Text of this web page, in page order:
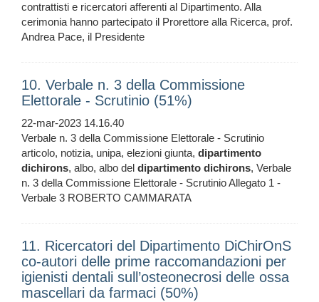
contrattisti e ricercatori afferenti al Dipartimento. Alla
cerimonia hanno partecipato il Prorettore alla Ricerca, prof.
Andrea Pace, il Presidente
10. Verbale n. 3 della Commissione
Elettorale - Scrutinio (51%)
22-mar-2023 14.16.40
Verbale n. 3 della Commissione Elettorale - Scrutinio
articolo, notizia, unipa, elezioni giunta, dipartimento
dichirons, albo, albo del dipartimento dichirons, Verbale
n. 3 della Commissione Elettorale - Scrutinio Allegato 1 -
Verbale 3 ROBERTO CAMMARATA
11. Ricercatori del Dipartimento DiChirOnS
co-autori delle prime raccomandazioni per
igienisti dentali sull’osteonecrosi delle ossa
mascellari da farmaci (50%)